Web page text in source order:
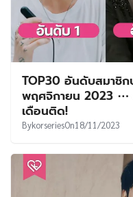
TOP30 อันดับสมาชิก
พฤศจิกายน 2023 ⋯
เดือนติด!
BykorseriesOn18/11/2023